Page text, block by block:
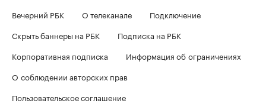
Вечерний РБК
О телеканале
Подключение
Скрыть баннеры на РБК
Подписка на РБК
Корпоративная подписка
Информация об ограничениях
О соблюдении авторских прав
Пользовательское соглашение